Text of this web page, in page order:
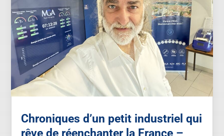
Chroniques d’un petit industriel qui